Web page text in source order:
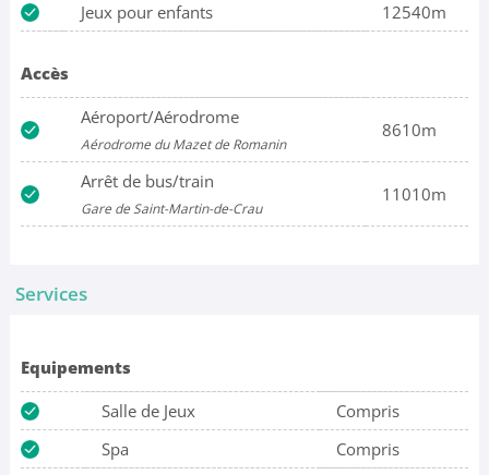
Jeux pour enfants 12540m
Accès
Aéroport/Aérodrome
Aérodrome du Mazet de Romanin
8610m
Arrêt de bus/train
Gare de Saint-Martin-de-Crau
11010m
Services
Equipements
Salle de Jeux
Compris
Spa
Compris